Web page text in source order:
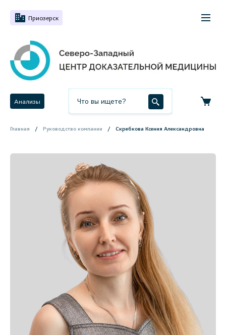
Приозерск
Анализы
Главная Руководство компании Скребкова Ксения Александровна